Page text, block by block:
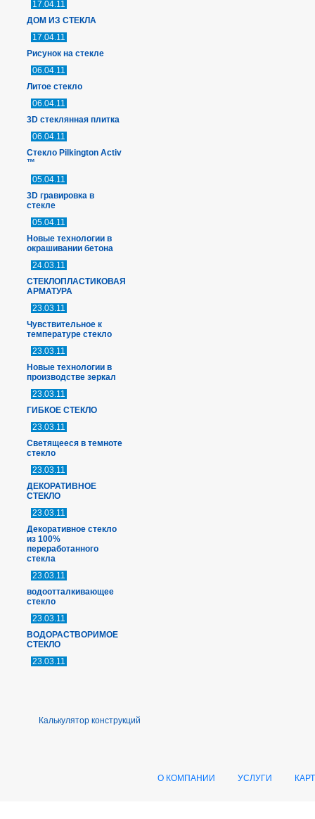
17.04.11
ДОМ ИЗ СТЕКЛА
17.04.11
Рисунок на стекле
06.04.11
Литое стекло
06.04.11
3D стеклянная плитка
06.04.11
Стекло Pilkington Activ
™
05.04.11
3D гравировка в
стекле
05.04.11
Новые технологии в
окрашивании бетона
24.03.11
СТЕКЛОПЛАСТИКОВАЯ
АРМАТУРА
23.03.11
Чувствительное к
температуре стекло
23.03.11
Новые технологии в
производстве зеркал
23.03.11
ГИБКОЕ СТЕКЛО
23.03.11
Светящееся в темноте
стекло
23.03.11
ДЕКОРАТИВНОЕ
СТЕКЛО
23.03.11
Декоративное стекло
из 100%
переработанного
стекла
23.03.11
водоотталкивающее
стекло
23.03.11
ВОДОРАСТВОРИМОЕ
СТЕКЛО
23.03.11
Калькулятор конструкций
О КОМПАНИИ УСЛУГИ